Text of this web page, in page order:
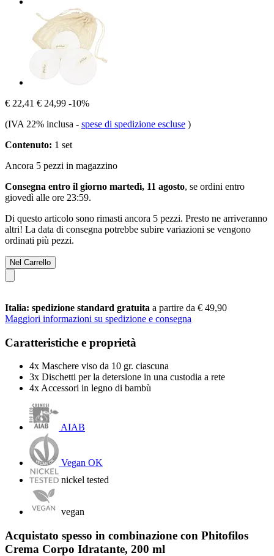
€ 22,41 € 24,99 -10%
(IVA 22% inclusa - spese di spedizione escluse )
Contenuto: 1 set
Ancora 5 pezzi in magazzino
Consegna entro il giorno martedì, 11 agosto, se ordini entro
giovedì alle ore 23:59.
Di questo articolo sono rimasti ancora 5 pezzi. Presto ne arriveranno
altri! La data di consegna potrebbe subire variazioni se vengono
ordinati più pezzi.
Nel Carrello
Italia: spedizione standard gratuita a partire da € 49,90
Maggiori informazioni su spedizione e consegna
Caratteristiche e proprietà
4x Maschere viso da 10 gr. ciascuna
3x Dischetti per la detersione in una custodia a rete
4x Accessori in legno di bambù
AIAB
Vegan OK
nickel tested
vegan
Acquistato spesso in combinazione con Phitofilos
Crema Corpo Idratante, 200 ml